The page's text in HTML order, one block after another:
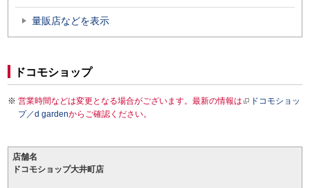
量販店などを表示
ドコモショップ
営業時間などは変更となる場合がございます。最新の情報は
ドコモショッ
プ／d gardenからご確認ください。
店舗名
ドコモショップ大井町店